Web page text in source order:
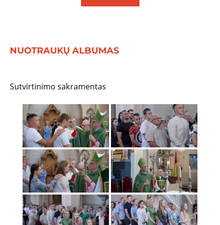
NUOTRAUKŲ ALBUMAS
Sutvirtinimo sakramentas